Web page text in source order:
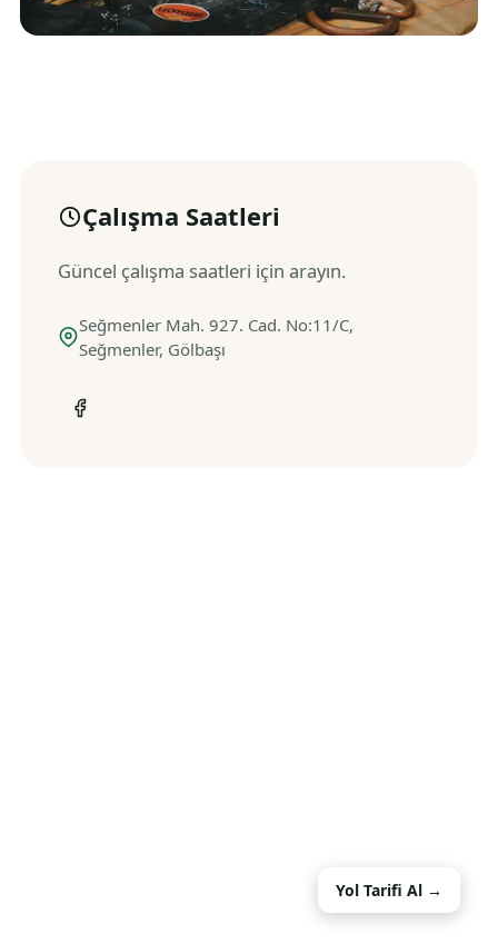
Çalışma Saatleri
Güncel çalışma saatleri için arayın.
Seğmenler Mah. 927. Cad. No:11/C,
Seğmenler, Gölbaşı
Yol Tarifi Al →